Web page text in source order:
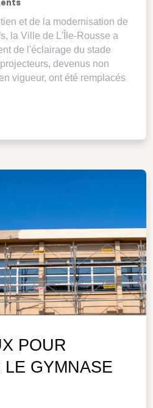
et de la modernisation de
la Ville de L'Île-Rousse a
de l'éclairage du stade
devenus non
vigueur, ont été remplacés
POUR
GYMNASE